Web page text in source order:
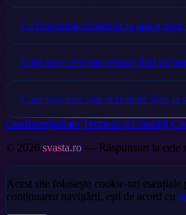
Ce înseamnă rezistența la apă a unui
Care sunt cele mai ușoare flori de
Care sunt cele mai rezistente flori la
Confidențialitate Termeni și Condiții
© 2026 svasta.ro — Răspunsuri la cele
Acest site folosește cookie-uri
continuarea navigării, ești de acord cu